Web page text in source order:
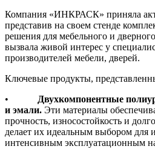
Компания «ИНКРАСК» приняла
представив на своем стенде
решения для мебельного и
вызвала живой интерес у
производителей мебели, дверей.
Ключевые продукты,
•
Двухкомпонентные
и эмали. Эти материалы
прочность, износостойкость и
делает их идеальным выбором для
интенсивным эксплуатационным